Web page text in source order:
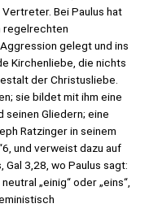
Bei Paulus hat
regelrechten
gelegt und ins
Kirchenliebe, die nichts
der Christusliebe.
sie bildet mit ihm eine
seinen Gliedern; eine
Ratzinger in seinem
und verweist dazu auf
3,28, wo Paulus sagt:
„einig“ oder „eins“,